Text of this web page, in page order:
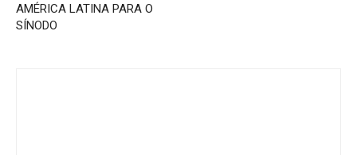
AMÉRICA LATINA PARA O
SÍNODO